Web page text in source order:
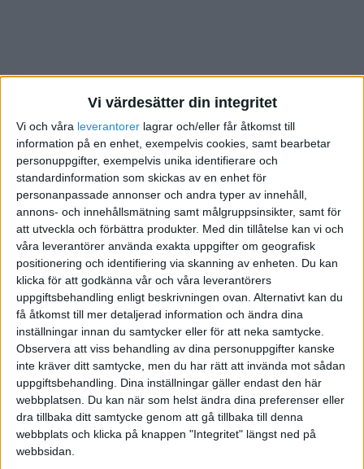
Vi värdesätter din integritet
Vi och våra leverantorer lagrar och/eller får åtkomst till
information på en enhet, exempelvis cookies, samt bearbetar
personuppgifter, exempelvis unika identifierare och
standardinformation som skickas av en enhet för
personanpassade annonser och andra typer av innehåll,
annons- och innehållsmätning samt målgruppsinsikter, samt för
att utveckla och förbättra produkter. Med din tillåtelse kan vi och
våra leverantörer använda exakta uppgifter om geografisk
positionering och identifiering via skanning av enheten. Du kan
klicka för att godkänna vår och våra leverantörers
uppgiftsbehandling enligt beskrivningen ovan. Alternativt kan du
få åtkomst till mer detaljerad information och ändra dina
inställningar innan du samtycker eller för att neka samtycke.
Observera att viss behandling av dina personuppgifter kanske
inte kräver ditt samtycke, men du har rätt att invända mot sådan
uppgiftsbehandling. Dina inställningar gäller endast den här
webbplatsen. Du kan när som helst ändra dina preferenser eller
dra tillbaka ditt samtycke genom att gå tillbaka till denna
webbplats och klicka på knappen "Integritet" längst ned på
webbsidan.
Kundernas betalningsvilja är den gräns som
representerar det högsta en kund är beredd att betala
för en produkt. I praktiken är det dock ofta
konkurrenternas priser för likvärdiga produkter som
bestämmer på vilken nivå det slutliga priset hamnar.
Men detta behöver inte vara den bästa vägen framåt.
Läs mer om problemet med konkurrentbaserat pris
Vid prissättning kan man också använda olika typer av
introduktionspriser eller rabatter för stamkunder och
andra som handlar stora volymer som metod för
ytterligare konkurrera om kundernas gunst.
En bra strategi för att sätta rätt